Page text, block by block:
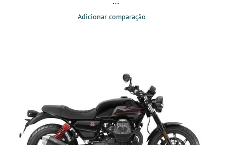
Adicionar comparação